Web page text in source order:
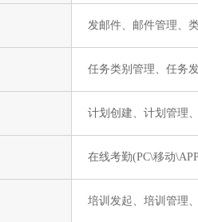
发邮件、邮件管理、
任务类别管理、任务
计划创建、计划管理
在线考勤(PC\移动
培训发起、培训管理